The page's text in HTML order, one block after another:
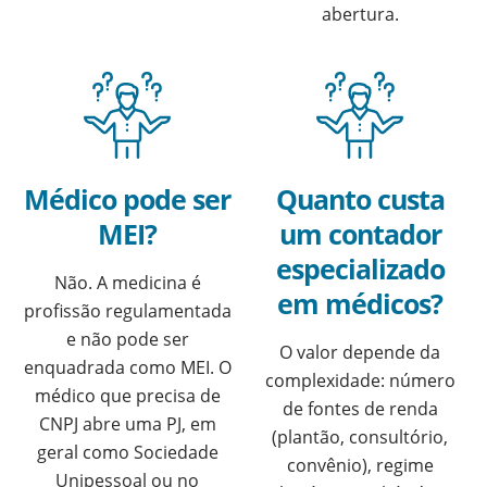
abertura.
Médico pode ser
MEI?
Não. A medicina é
profissão regulamentada
e não pode ser
enquadrada como MEI. O
médico que precisa de
CNPJ abre uma PJ, em
geral como Sociedade
Unipessoal ou no
Quanto custa
um contador
especializado
em médicos?
O valor depende da
complexidade: número
de fontes de renda
(plantão, consultório,
convênio), regime